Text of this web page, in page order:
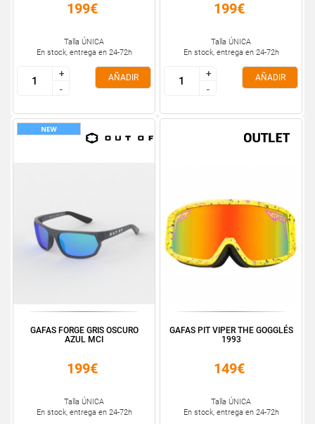
199€
Talla ÚNICA
En stock, entrega en 24-72h
+
-
+
-
AÑADIR
199€
Talla ÚNICA
En stock, entrega en 24-72h
+
-
+
-
AÑADIR
GAFAS FORGE GRIS OSCURO
AZUL MCI
199€
Talla ÚNICA
En stock, entrega en 24-72h
GAFAS PIT VIPER THE GOGGLÉS
1993
149€
Talla ÚNICA
En stock, entrega en 24-72h